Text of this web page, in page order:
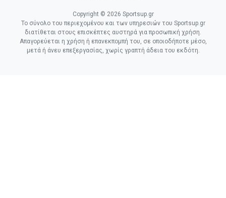
Copyright © 2026 Sportsup.gr
Το σύνολο του περιεχομένου και των υπηρεσιών του Sportsup.gr
διατίθεται στους επισκέπτες αυστηρά για προσωπική χρήση.
Απαγορεύεται η χρήση ή επανεκπομπή του, σε οποιοδήποτε μέσο,
μετά ή άνευ επεξεργασίας, χωρίς γραπτή άδεια του εκδότη.